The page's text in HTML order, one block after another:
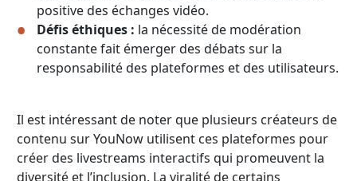
positive des échanges vidéo.
Défis éthiques : la nécessité de modération
constante fait émerger des débats sur la
responsabilité des plateformes et des utilisateurs.
Il est intéressant de noter que plusieurs créateurs de
contenu sur YouNow utilisent ces plateformes pour
créer des livestreams interactifs qui promeuvent la
diversité et l’inclusion. La viralité de certains